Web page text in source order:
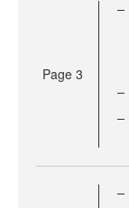
Page 3